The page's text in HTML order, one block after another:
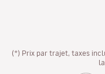
(*) Prix par trajet, taxes
la